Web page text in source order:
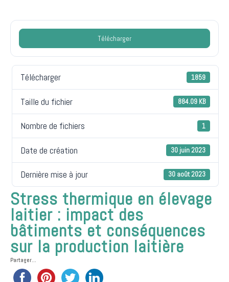
Télécharger
Télécharger 1859
Taille du fichier 884.09 KB
Nombre de fichiers 1
Date de création 30 juin 2023
Dernière mise à jour 30 août 2023
Stress thermique en élevage
laitier : impact des
bâtiments et conséquences
sur la production laitière
Partager...